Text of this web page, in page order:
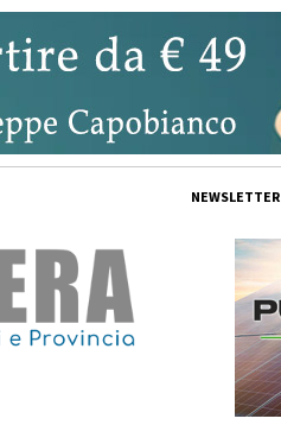
NEWSLETTER